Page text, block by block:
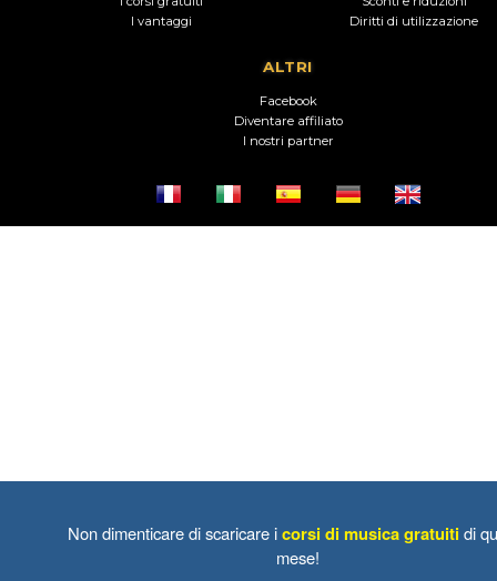
I vantaggi
Diritti di utilizzazione
ALTRI
Facebook
Diventare affiliato
I nostri partner
Non dimenticare di scaricare icorsi di musica gratuiti di
mese!